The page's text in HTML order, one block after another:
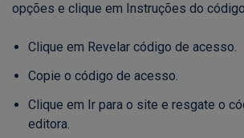
opções e clique em Instruções do
Clique em Revelar código de acesso.
Copie o código de acesso.
Clique em Ir para o site e resgate o
editora.